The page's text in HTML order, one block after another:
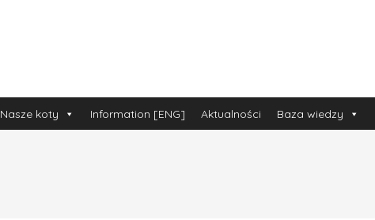
Nasze koty Information [ENG] Aktualności Baza wiedzy